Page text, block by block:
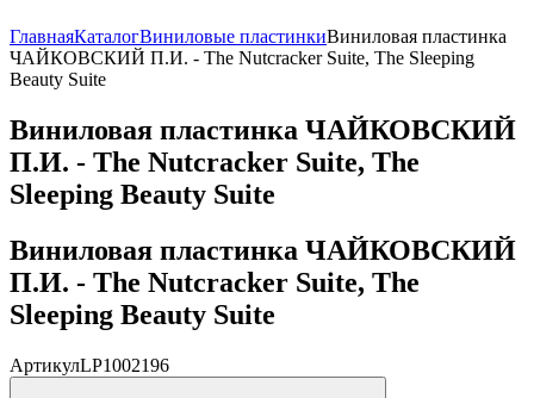
ГлавнаяКаталогВиниловые пластинкиВиниловая пластинка
ЧАЙКОВСКИЙ П.И. - The Nutcracker Suite, The Sleeping
Beauty Suite
Виниловая пластинка ЧАЙКОВСКИЙ
П.И. - The Nutcracker Suite, The
Sleeping Beauty Suite
Виниловая пластинка ЧАЙКОВСКИЙ
П.И. - The Nutcracker Suite, The
Sleeping Beauty Suite
АртикулLP1002196